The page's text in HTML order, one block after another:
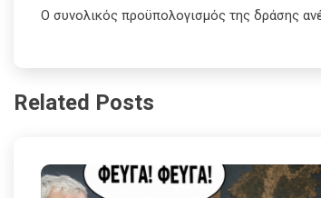
Ο συνολικός προϋπολογισμός της δράσης
Related Posts